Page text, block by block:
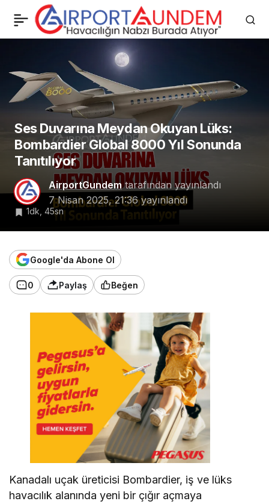
Ses Duvarına Meydan Okuyan Lüks:
Bombardier Global 8000 Yıl Sonunda
Tanıtılıyor
AirportGundemtarafından yayınlandı
7 Nisan 2025, 21:36yayınlandı
1dk, 45sn
Google'da Abone Ol
0 Paylaş Beğen
Kanadalı uçak üreticisi Bombardier, iş ve lüks
havacılık alanında yeni bir çığır açmaya
30.000 lb+ İtme
Gücünde Yeni Nesil Jet
Motoru Geliyor
0 Paylaş